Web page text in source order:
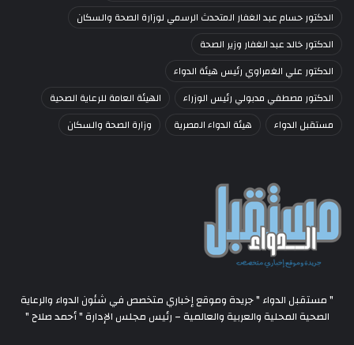
الدكتور حسام عبد الغفار المتحدث الرسمي لوزارة الصحة والسكان
الدكتور خالد عبد الغفار وزير الصحة
الدكتور علي الغمراوي رئيس هيئة الدواء
الدكتور مصطفي مدبولي رئيس الوزراء
الهيئة العامة للرعاية الصحية
مستقبل الدواء
هيئة الدواء المصرية وزارة الصحة والسكان
" مستقبل الدواء " جريدة وموقع إخباري متخصص في شئون الدواء والرعاية
الصحية المحلية والعربية والعالمية – رئيس مجلس الإدارة " أحمد صلاح "